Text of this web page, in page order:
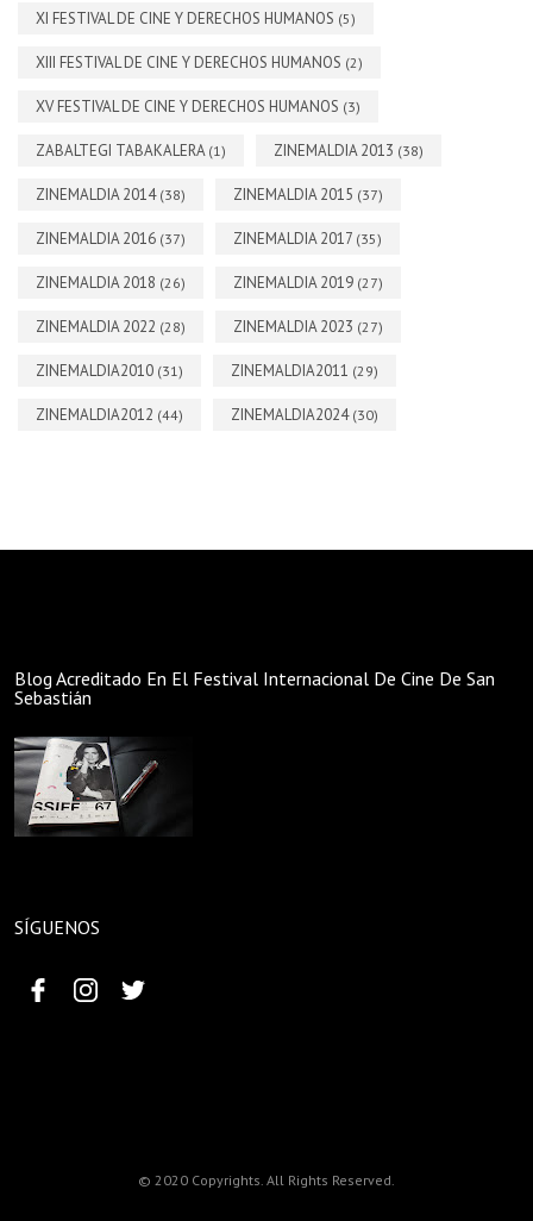
XI FESTIVAL DE CINE Y DERECHOS HUMANOS (5)
XIII FESTIVAL DE CINE Y DERECHOS HUMANOS (2)
XV FESTIVAL DE CINE Y DERECHOS HUMANOS (3)
ZABALTEGI TABAKALERA (1) ZINEMALDIA 2013 (38)
ZINEMALDIA 2014 (38) ZINEMALDIA 2015 (37)
ZINEMALDIA 2016 (37) ZINEMALDIA 2017 (35)
ZINEMALDIA 2018 (26) ZINEMALDIA 2019 (27)
ZINEMALDIA 2022 (28) ZINEMALDIA 2023 (27)
ZINEMALDIA2010 (31) ZINEMALDIA2011 (29)
ZINEMALDIA2012 (44) ZINEMALDIA2024 (30)
Blog Acreditado En El Festival Internacional De Cine De San
Sebastián
SÍGUENOS
© 2020 Copyrights. All Rights Reserved.